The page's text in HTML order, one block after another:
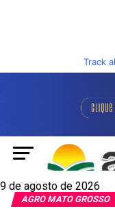
Track
9 de agosto de 2026
AGRO MATO GROSSO